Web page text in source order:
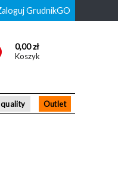
GrudnikGO
0,00 zł
Koszyk
Outlet